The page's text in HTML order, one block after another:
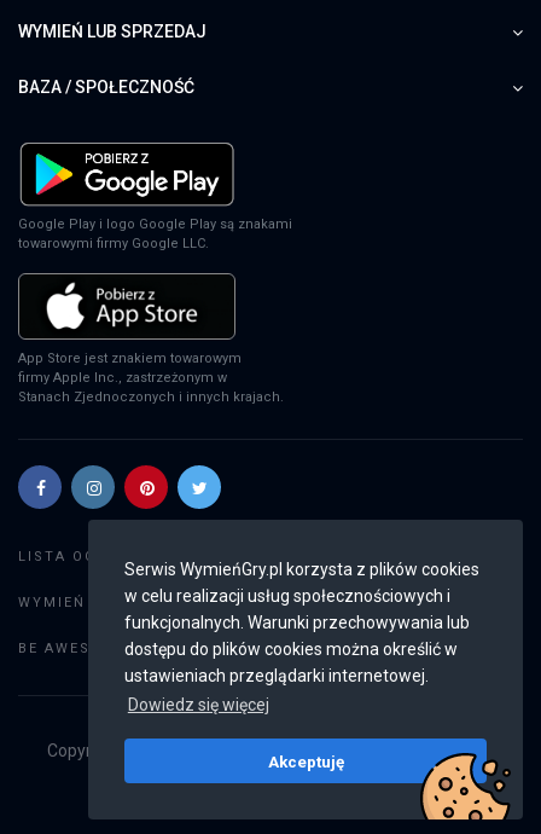
Serwis WymieńGry.pl korzysta z plików cookies
w celu realizacji usług społecznościowych i
funkcjonalnych. Warunki przechowywania lub
dostępu do plików cookies można określić w
ustawieniach przeglądarki internetowej.
Dowiedz się więcej
Akceptuję
WYMIEŃ LUB SPRZEDAJ
BAZA / SPOŁECZNOŚĆ
Google Play i logo Google Play są znakami
towarowymi firmy Google LLC.
App Store jest znakiem towarowym
firmy Apple Inc., zastrzeżonym w
Stanach Zjednoczonych i innych krajach.
LISTA OGŁOSZEŃ:
WYMIEŃ GRY: Dodaj ogłoszenie
BE AWESOME: Weryfikacja konta
Copyright © 2019 - 2026
Wszystkie prawa
v2.8.4